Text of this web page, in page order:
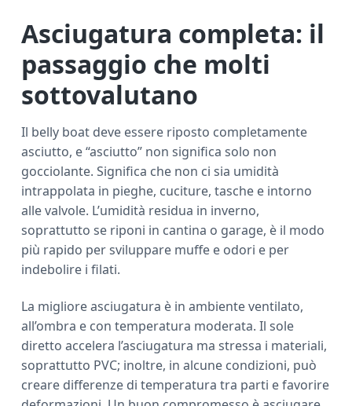
Asciugatura completa: il
passaggio che molti
sottovalutano
Il belly boat deve essere riposto completamente
asciutto, e “asciutto” non significa solo non
gocciolante. Significa che non ci sia umidità
intrappolata in pieghe, cuciture, tasche e intorno
alle valvole. L’umidità residua in inverno,
soprattutto se riponi in cantina o garage, è il modo
più rapido per sviluppare muffe e odori e per
indebolire i filati.
La migliore asciugatura è in ambiente ventilato,
all’ombra e con temperatura moderata. Il sole
diretto accelera l’asciugatura ma stressa i materiali,
soprattutto PVC; inoltre, in alcune condizioni, può
creare differenze di temperatura tra parti e favorire